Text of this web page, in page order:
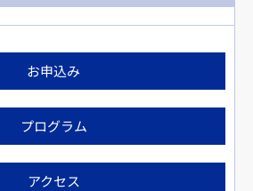
お申込み
プログラム
アクセス